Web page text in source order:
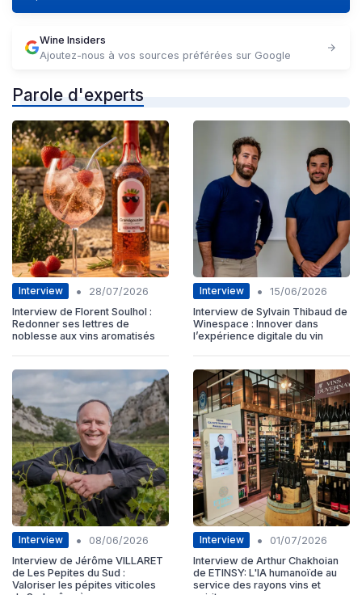
Wine Insiders
Ajoutez-nous à vos sources préférées sur Google
Parole d'experts
Interview •
28/07/2026
Interview de Florent Soulhol :
Redonner ses lettres de
noblesse aux vins aromatisés
Interview •
15/06/2026
Interview de Sylvain Thibaud de
Winespace : Innover dans
l’expérience digitale du vin
Interview •
08/06/2026
Interview de Jérôme VILLARET
de Les Pepites du Sud :
Valoriser les pépites viticoles
Interview •
01/07/2026
Interview de Arthur Chakhoian
de ETINSY: L'IA humanoïde au
service des rayons vins et